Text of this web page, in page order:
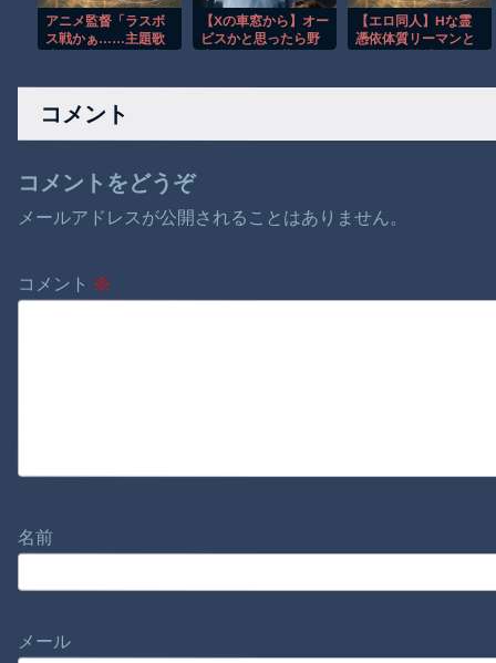
アニメ監督「ラスボ
ス戦かぁ……主題歌
ドメ刺したろ」
【Xの車窓から】オー
ビスかと思ったら野
【エロ同人】Hな霊
憑依体質リーマンと
コメント
コメントをどうぞ
メールアドレスが公開されることはありません。
コメント ※
名前
メール